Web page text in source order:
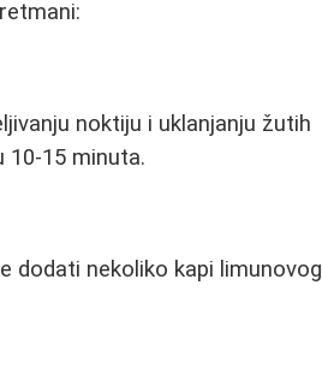
noktiju i uklanjanju žutih
15 minuta.
dodati nekoliko kapi limunovog